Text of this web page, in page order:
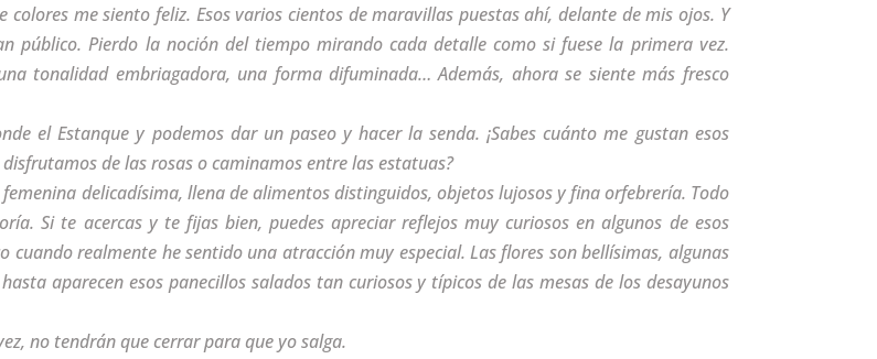
me siento feliz. Esos varios cientos de maravillas puestas ahí, delante de mis ojos. Y
público. Pierdo la noción del tiempo mirando cada detalle como si fuese la primera vez.
tonalidad embriagadora, una forma difuminada… Además, ahora se siente más fresco
el Estanque y podemos dar un paseo y hacer la senda. ¡Sabes cuánto me gustan esos
de las rosas o caminamos entre las estatuas?
delicadísima, llena de alimentos distinguidos, objetos lujosos y fina orfebrería. Todo
Si te acercas y te fijas bien, puedes apreciar reflejos muy curiosos en algunos de esos
cuando realmente he sentido una atracción muy especial. Las flores son bellísimas, algunas
aparecen esos panecillos salados tan curiosos y típicos de las mesas de los desayunos
no tendrán que cerrar para que yo salga.